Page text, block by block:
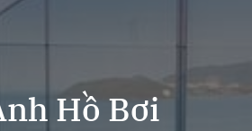
Hồ Bơi